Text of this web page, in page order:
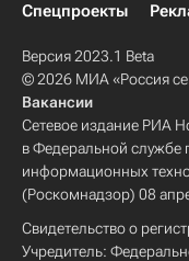
Спецпроекты
Версия 2023.1 Beta
© 2026 МИА «Россия
Вакансии
Сетевое издание РИА
в Федеральной службе
информационных
(Роскомнадзор) 08
Свидетельство о
Учредитель: